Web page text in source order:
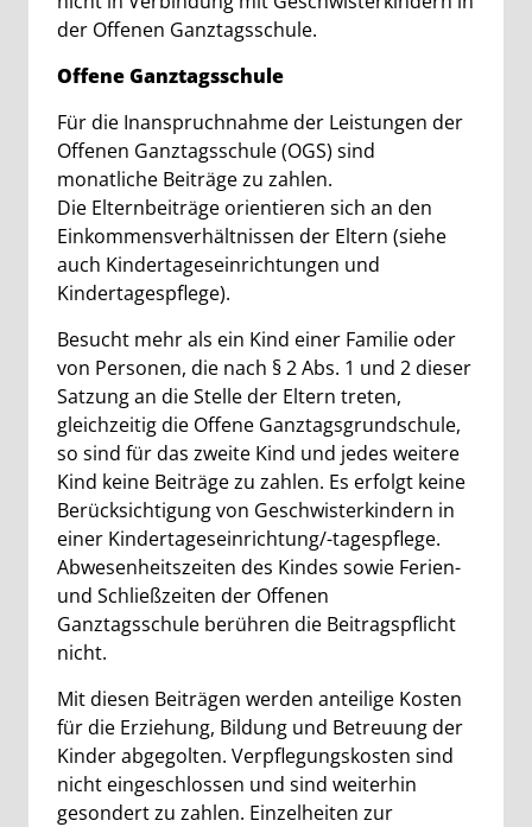
der Offenen Ganztagsschule.
Offene Ganztagsschule
Für die Inanspruchnahme der Leistungen der
Offenen Ganztagsschule (OGS) sind
monatliche Beiträge zu zahlen.
Die Elternbeiträge orientieren sich an den
Einkommensverhältnissen der Eltern (siehe
auch Kindertageseinrichtungen und
Kindertagespflege).
Besucht mehr als ein Kind einer Familie oder
von Personen, die nach § 2 Abs. 1 und 2 dieser
Satzung an die Stelle der Eltern treten,
gleichzeitig die Offene Ganztagsgrundschule,
so sind für das zweite Kind und jedes weitere
Kind keine Beiträge zu zahlen. Es erfolgt keine
Berücksichtigung von Geschwisterkindern in
einer Kindertageseinrichtung/-tagespflege.
Abwesenheitszeiten des Kindes sowie Ferien-
und Schließzeiten der Offenen
Ganztagsschule berühren die Beitragspflicht
nicht.
Mit diesen Beiträgen werden anteilige Kosten
für die Erziehung, Bildung und Betreuung der
Kinder abgegolten. Verpflegungskosten sind
nicht eingeschlossen und sind weiterhin
gesondert zu zahlen. Einzelheiten zur